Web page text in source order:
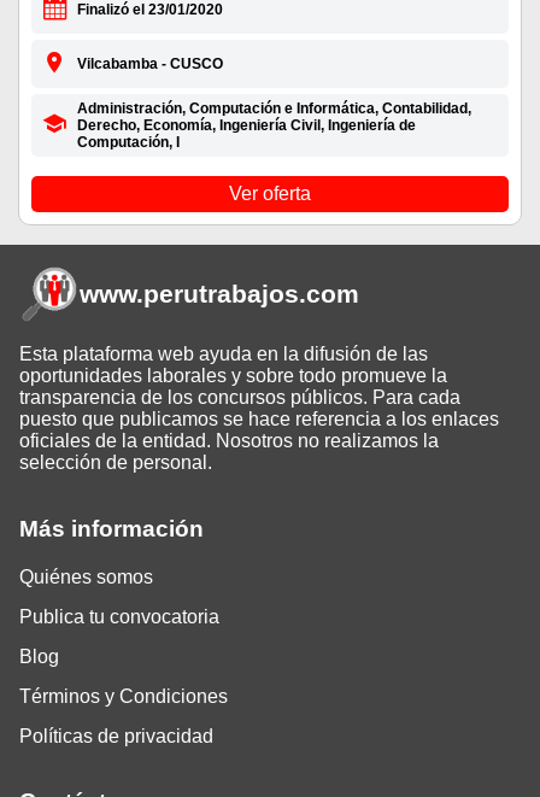
Finalizó el 23/01/2020
Vilcabamba - CUSCO
Administración, Computación e Informática, Contabilidad,
Derecho, Economía, Ingeniería Civil, Ingeniería de
Computación, I
Ver oferta
Más información
Quiénes somos
Publica tu convocatoria
Blog
Términos y Condiciones
Políticas de privacidad
www.perutrabajos.com
Esta plataforma web ayuda en la difusión de las
oportunidades laborales y sobre todo promueve la
transparencia de los concursos públicos. Para cada
puesto que publicamos se hace referencia a los enlaces
oficiales de la entidad. Nosotros no realizamos la
selección de personal.